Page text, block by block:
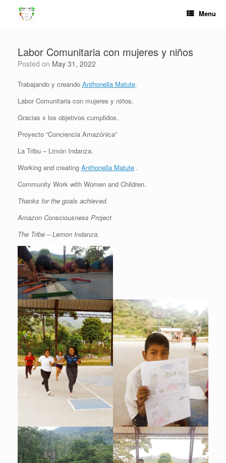
Menu
Labor Comunitaria con mujeres y niños
Posted on May 31, 2022
Trabajando y creando Anthonella Matute.
Labor Comunitaria con mujeres y niños.
Gracias x los objetivos cumplidos.
Proyecto “Conciencia Amazónica”
La Tribu – Limón Indanza.
Working and creating Anthonella Matute .
Community Work with Women and Children.
Thanks for the goals achieved.
Amazon Consciousness Project
The Tribe – Lemon Indanza.